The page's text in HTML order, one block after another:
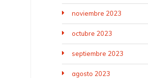
noviembre 2023
octubre 2023
septiembre 2023
agosto 2023